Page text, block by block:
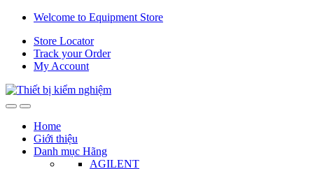
Skip
navigation
Skip
content
Welcome to Equipment Store
Store Locator
Track your Order
My Account
Home
Giới thiệu
Danh mục Hãng
AGILENT